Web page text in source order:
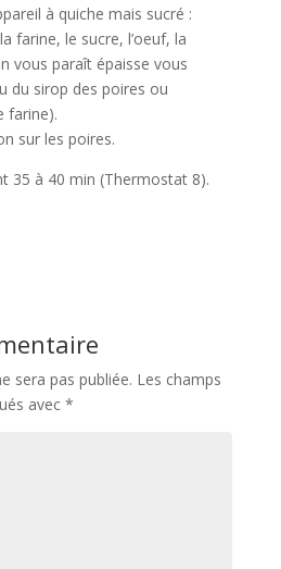
à quiche mais sucré :
farine, le sucre, l’oeuf, la
vous paraît épaisse vous
du sirop des poires ou
farine).
sur les poires.
35 à 40 min (Thermostat 8).
sera pas publiée. Les champs
avec *